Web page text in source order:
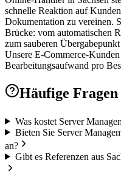
schnelle Reaktion auf
Dokumentation zu vereinen.
Brücke: vom automatischen
zum sauberen
Unsere E-Commerce-
Bearbeitungsaufwand pro
Häufige Fragen
Was kostet Server
Bieten Sie Server
an?
Gibt es Referenzen aus